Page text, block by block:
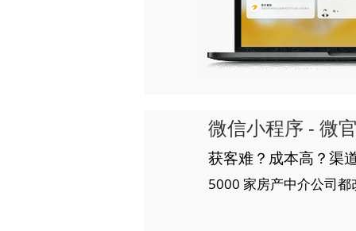
微信小程序 - 微
获客难？成本高？渠
5000 家房产中介公司